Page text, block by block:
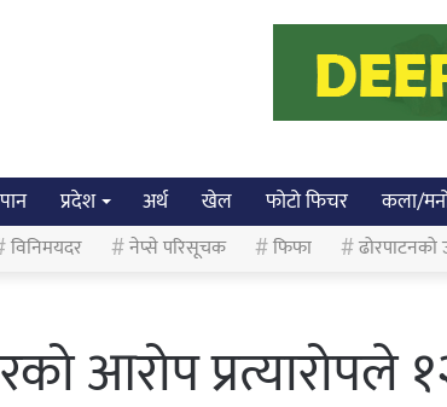
प्रदेश अर्थ खेल फोटो फिचर कला/
विनिमयदर नेप्से परिसूचक फिफा ढोरपाटनको
आरोप प्रत्यारोपले